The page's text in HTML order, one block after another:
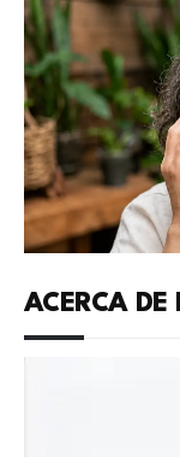
ACERCA DE